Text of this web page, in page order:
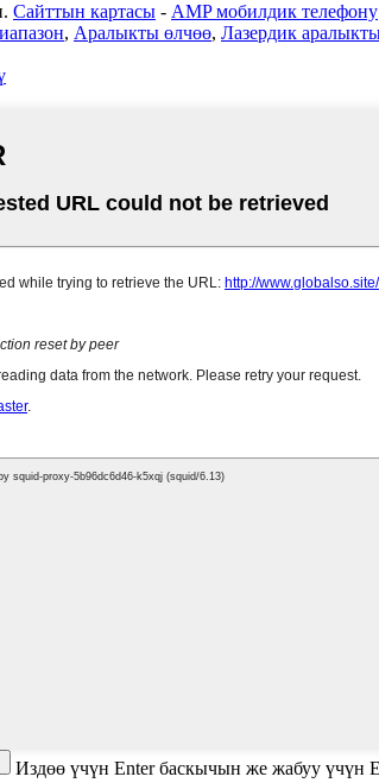
Сайттын картасы - AMP мобилдик телефону
, Аралыкты өлчөө, Лазердик
Издөө үчүн Enter баскычын же жабуу үчүн